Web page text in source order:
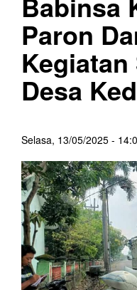
Paron
Desa
Selasa, 13/05/2025 -